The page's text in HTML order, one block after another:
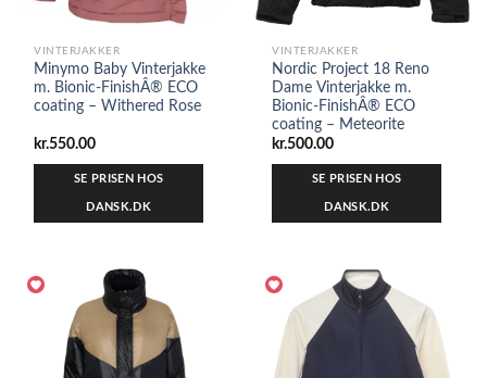
VINTERJAKKER
Minymo Baby Vinterjakke
m. Bionic-FinishÂ® ECO
coating – Withered Rose
kr.550.00
SE PRISEN HOS
DANSK.DK
VINTERJAKKER
Nordic Project 18 Reno
Dame Vinterjakke m.
Bionic-FinishÂ® ECO
coating – Meteorite
kr.500.00
SE PRISEN HOS
DANSK.DK